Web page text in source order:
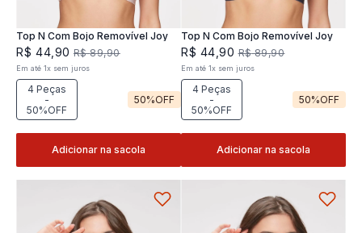
Top N Com Bojo Removível Joy
R$ 44,90 R$ 89,90
Em até1x sem juros
4 Peças
-
50%OFF
50%OFF
Adicionar na sacola
Top N Com Bojo Removível Joy
R$ 44,90 R$ 89,90
Em até 1x sem juros
4 Peças
-
50%OFF
50%OFF
Adicionar na sacola